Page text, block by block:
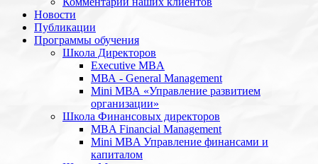
Новости
Публикации
Программы обучения
Школа Директоров
Executive MBA
МВА - General Management
Mini МВА «Управление развитием
организации»
Школа Финансовых директоров
MBA Financial Management
Mini MBA Управление финансами и
капиталом